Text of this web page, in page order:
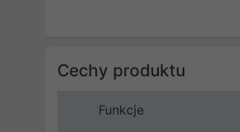
Cechy produktu
Funkcje